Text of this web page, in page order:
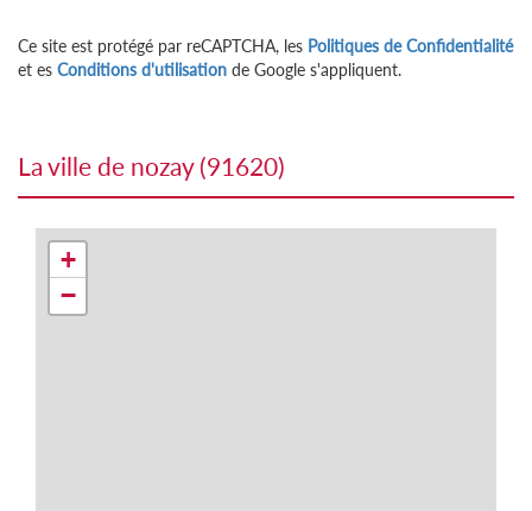
Ce site est protégé par reCAPTCHA, les Politiques de Confidentialité
et es Conditions d'utilisation de Google s'appliquent.
la ville de nozay (91620)
+
−